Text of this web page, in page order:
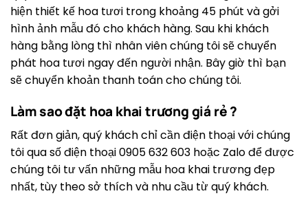
hiện thiết kế hoa tươi trong khoảng 45 phút và gởi
hình ảnh mẫu đó cho khách hàng. Sau khi khách
hàng bằng lòng thì nhân viên chúng tôi sẽ chuyển
phát hoa tươi ngay đến người nhận. Bây giờ thì bạn
sẽ chuyển khoản thanh toán cho chúng tôi.
Làm sao đặt hoa khai trương giá rẻ ?
Rất đơn giản, quý khách chỉ cần điện thoại với chúng
tôi qua số điện thoại 0905 632 603 hoặc Zalo để được
chúng tôi tư vấn những mẫu hoa khai trương đẹp
nhất, tùy theo sở thích và nhu cầu từ quý khách.